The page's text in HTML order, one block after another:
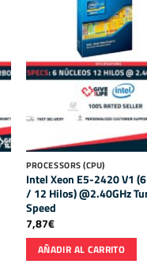
PROCESSORS (CPU)
Intel Xeon E5-2420 V1
/ 12 Hilos) @2.40GHz
Speed
7,87€
AÑADIR AL CARRITO